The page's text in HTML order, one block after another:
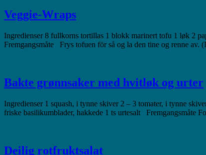
Veggie-Wraps
Ingredienser 8 fullkorns tortillas 1 blokk marinert tofu 1 løk 2
Fremgangsmåte Frys tofuen för så og la den tine og renne av.
Bakte grønnsaker med hvitløk og urter
Ingredienser 1 squash, i tynne skiver 2 – 3 tomater, i tynne
friske basilikumblader, hakkede 1 ts urtesalt Fremgangsmåte
Deilig rotfruktsalat